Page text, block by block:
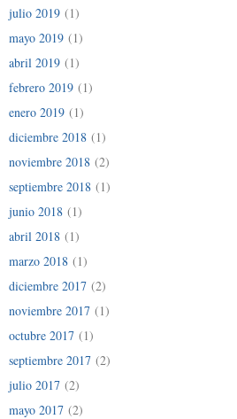
julio 2019 (1)
mayo 2019 (1)
abril 2019 (1)
febrero 2019 (1)
enero 2019 (1)
diciembre 2018 (1)
noviembre 2018 (2)
septiembre 2018 (1)
junio 2018 (1)
abril 2018 (1)
marzo 2018 (1)
diciembre 2017 (2)
noviembre 2017 (1)
octubre 2017 (1)
septiembre 2017 (2)
julio 2017 (2)
mayo 2017 (2)